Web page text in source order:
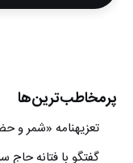
پرمخاطب‌ترین‌ها
تعزیه‎نامه‏ «شمر و حضرت عباس» اثر «میر عزا کاشانی»
گفتگو با فتانه